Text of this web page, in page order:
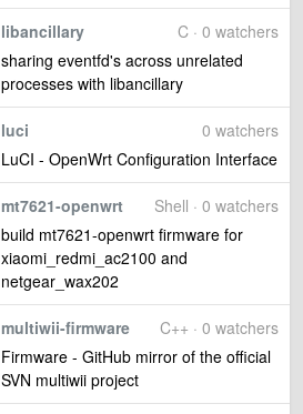
C · 0 watchers
libancillary
sharing eventfd's across unrelated
processes with libancillary
0 watchers
luci
LuCI - OpenWrt Configuration Interface
Shell · 0 watchers
mt7621-openwrt
build mt7621-openwrt firmware for
xiaomi_redmi_ac2100 and
netgear_wax202
C++ · 0 watchers
multiwii-firmware
Firmware - GitHub mirror of the official
SVN multiwii project